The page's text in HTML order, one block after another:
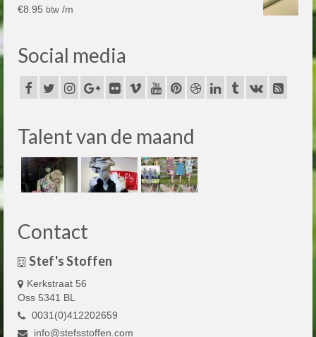
€8.95 btw /m
Social media
Talent van de maand
Contact
Stef's Stoffen
Kerkstraat 56
Oss 5341 BL
0031(0)412202659
info@stefsstoffen.com